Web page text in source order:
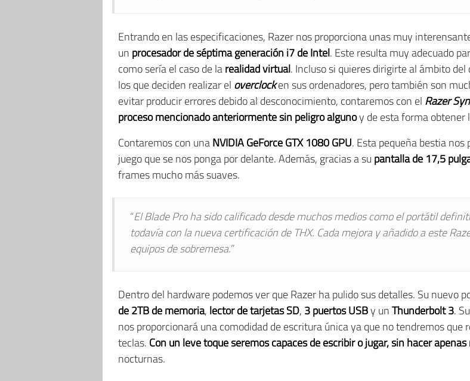
Entrando en las especificaciones, Razer nos proporciona unas muy
un procesador de séptima generación i7 de Intel. Este resulta muy adecuado
como sería el caso de larealidad virtual. Incluso si quieres dirigirte al ámbito
los que deciden realizar el overclocken sus ordenadores, pero también son
evitar producir errores debido al desconocimiento, contaremos con el Razer
proceso mencionado anteriormente sin peligro algunoy de esta forma obtener
Contaremos con unaNVIDIA GeForce GTX 1080 GPU. Esta pequeña bestia
juego que se nos ponga por delante. Además, gracias a su pantalla de 17,5
frames mucho más suaves.
“El Blade Pro ha sido calificado desde muchos medios como el portátil
todavía con la nueva certificación de THX. Cada mejora y añadido a este
equipos de sobremesa.”
Dentro del hardware podemos ver que Razer ha pulido sus detalles. Su nuevo
de 2TB de memoria, lector de tarjetas SD, 3 puertos USBy unThunderbolt 3.
nos proporcionará una comodidad de escritura única ya que no tendremos
teclas. Con un leve toque seremos capaces de escribir o jugar, sin hacer
nocturnas.